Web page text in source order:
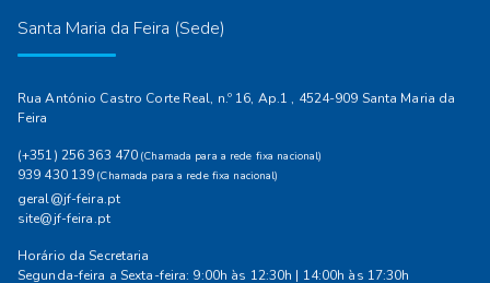
Santa Maria da Feira (Sede)
Rua António Castro Corte Real, n.º 16, Ap.1 , 4524-909 Santa Maria da
Feira
(+351) 256 363 470 (Chamada para a rede fixa nacional)
939 430 139 (Chamada para a rede fixa nacional)
geral@jf-feira.pt
site@jf-feira.pt
Horário da Secretaria
Segunda-feira a Sexta-feira: 9:00h às 12:30h | 14:00h às 17:30h